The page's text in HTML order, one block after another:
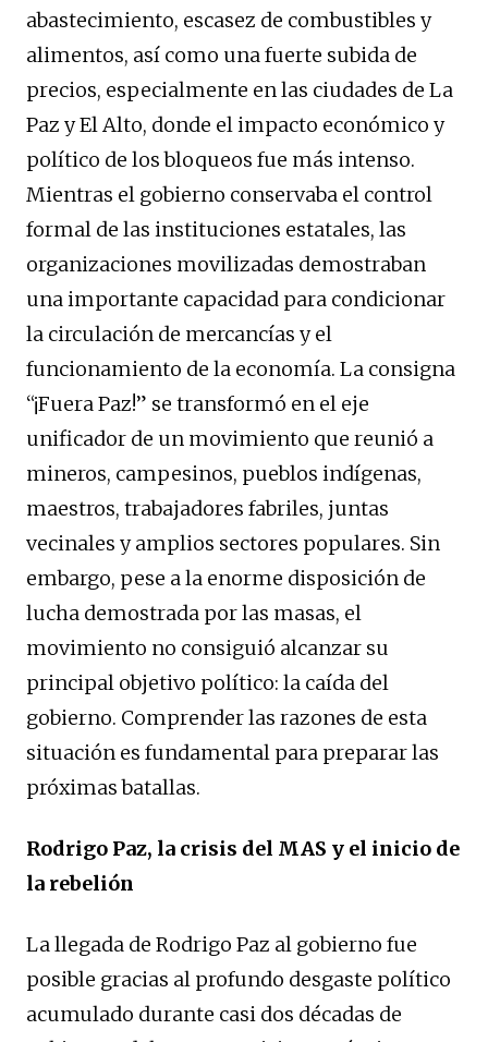
abastecimiento, escasez de combustibles y
alimentos, así como una fuerte subida de
precios, especialmente en las ciudades de La
Paz y El Alto, donde el impacto económico y
político de los bloqueos fue más intenso.
Mientras el gobierno conservaba el control
formal de las instituciones estatales, las
organizaciones movilizadas demostraban
una importante capacidad para condicionar
la circulación de mercancías y el
funcionamiento de la economía. La consigna
“¡Fuera Paz!” se transformó en el eje
unificador de un movimiento que reunió a
mineros, campesinos, pueblos indígenas,
maestros, trabajadores fabriles, juntas
vecinales y amplios sectores populares. Sin
embargo, pese a la enorme disposición de
lucha demostrada por las masas, el
movimiento no consiguió alcanzar su
principal objetivo político: la caída del
gobierno. Comprender las razones de esta
situación es fundamental para preparar las
próximas batallas.
Rodrigo Paz, la crisis del MAS y el inicio de
la rebelión
La llegada de Rodrigo Paz al gobierno fue
posible gracias al profundo desgaste político
acumulado durante casi dos décadas de